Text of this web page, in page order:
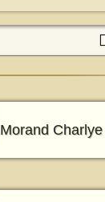
Morand Charlye